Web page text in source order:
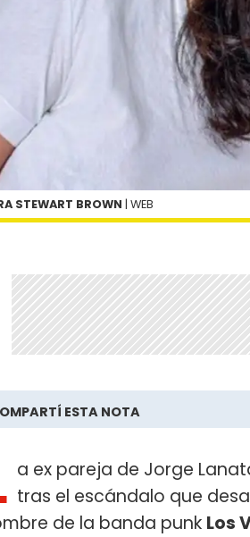
STEWART BROWN | WEB
ESTA NOTA
a ex pareja de Jorge
tras el escándalo que
de la banda punk Los